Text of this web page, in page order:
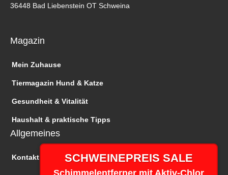
36448 Bad Liebenstein OT Schweina
Magazin
Mein Zuhause
Tiermagazin Hund & Katze
Gesundheit & Vitalität
Haushalt & praktische Tipps
Allgemeines
Kontakt SCHWEINEPREIS SALE
Schimmelentferner mit Aktiv-Chlor